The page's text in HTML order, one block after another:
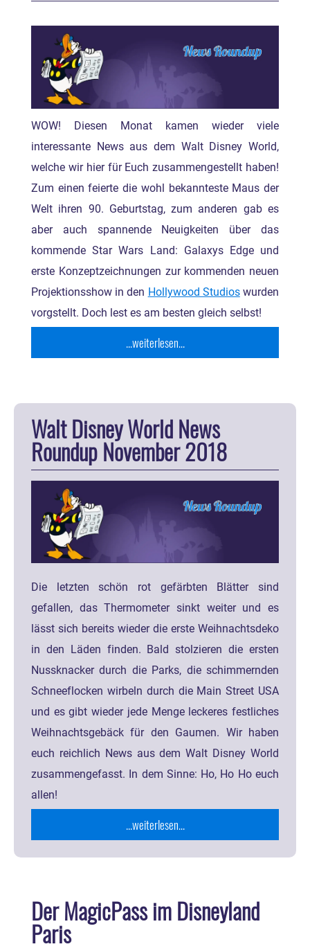
WOW! Diesen Monat kamen wieder viele
interessante News aus dem Walt Disney World,
welche wir hier für Euch zusammengestellt haben!
Zum einen feierte die wohl bekannteste Maus der
Welt ihren 90. Geburtstag, zum anderen gab es
aber auch spannende Neuigkeiten über das
kommende Star Wars Land: Galaxys Edge und
erste Konzeptzeichnungen zur kommenden neuen
Projektionsshow in den Hollywood Studioswurden
vorgstellt. Doch lest es am besten gleich selbst!
...weiterlesen...
Walt Disney World News
Roundup November 2018
Die letzten schön rot gefärbten Blätter sind
gefallen, das Thermometer sinkt weiter und es
lässt sich bereits wieder die erste Weihnachtsdeko
in den Läden finden. Bald stolzieren die ersten
Nussknacker durch die Parks, die schimmernden
Schneeflocken wirbeln durch die Main Street USA
und es gibt wieder jede Menge leckeres festliches
Weihnachtsgebäck für den Gaumen. Wir haben
euch reichlich News aus dem Walt Disney World
zusammengefasst. In dem Sinne: Ho, Ho Ho euch
allen!
...weiterlesen...
Der MagicPass im Disneyland
Paris